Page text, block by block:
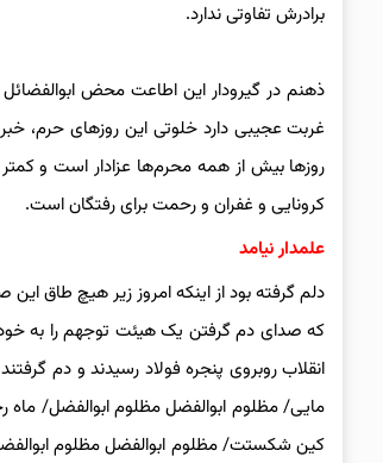
برادرش تفاوتی ندارد.
ذهنم در گیرودار این اطاعت محض
غربت عجیبی دارد خلوتی این روزهای حرم،
روزها بیش از همه محرم‌ها عزادار است و کمتر
کرونایی و غفران و رحمت برای رفتگان است.
علمدار نیامد
دلم گرفته بود از اینکه امروز زیر هیچ طاق
که صدای دم گرفتن یک هیئت توجهم را به
انقلاب روبروی پنجره فولاد رسیدند و دم
مایی/ مظلوم ابوالفضل مظلوم ابوالفضل/
کین شکستت/ مظلوم ابوالفضل مظلوم ابوالفضل»